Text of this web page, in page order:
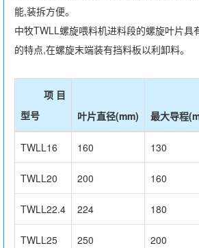
能,装拆方便。
中牧TWLL螺旋喂料机进料段的螺旋叶片具
的特点,在螺旋末端装有挡料板以利卸料。
项 目
型号
叶片直径(mm) 最大导程
TWLL16 160 130
TWLL20 200 160
TWLL22.4 224 180
TWLL25 250 200